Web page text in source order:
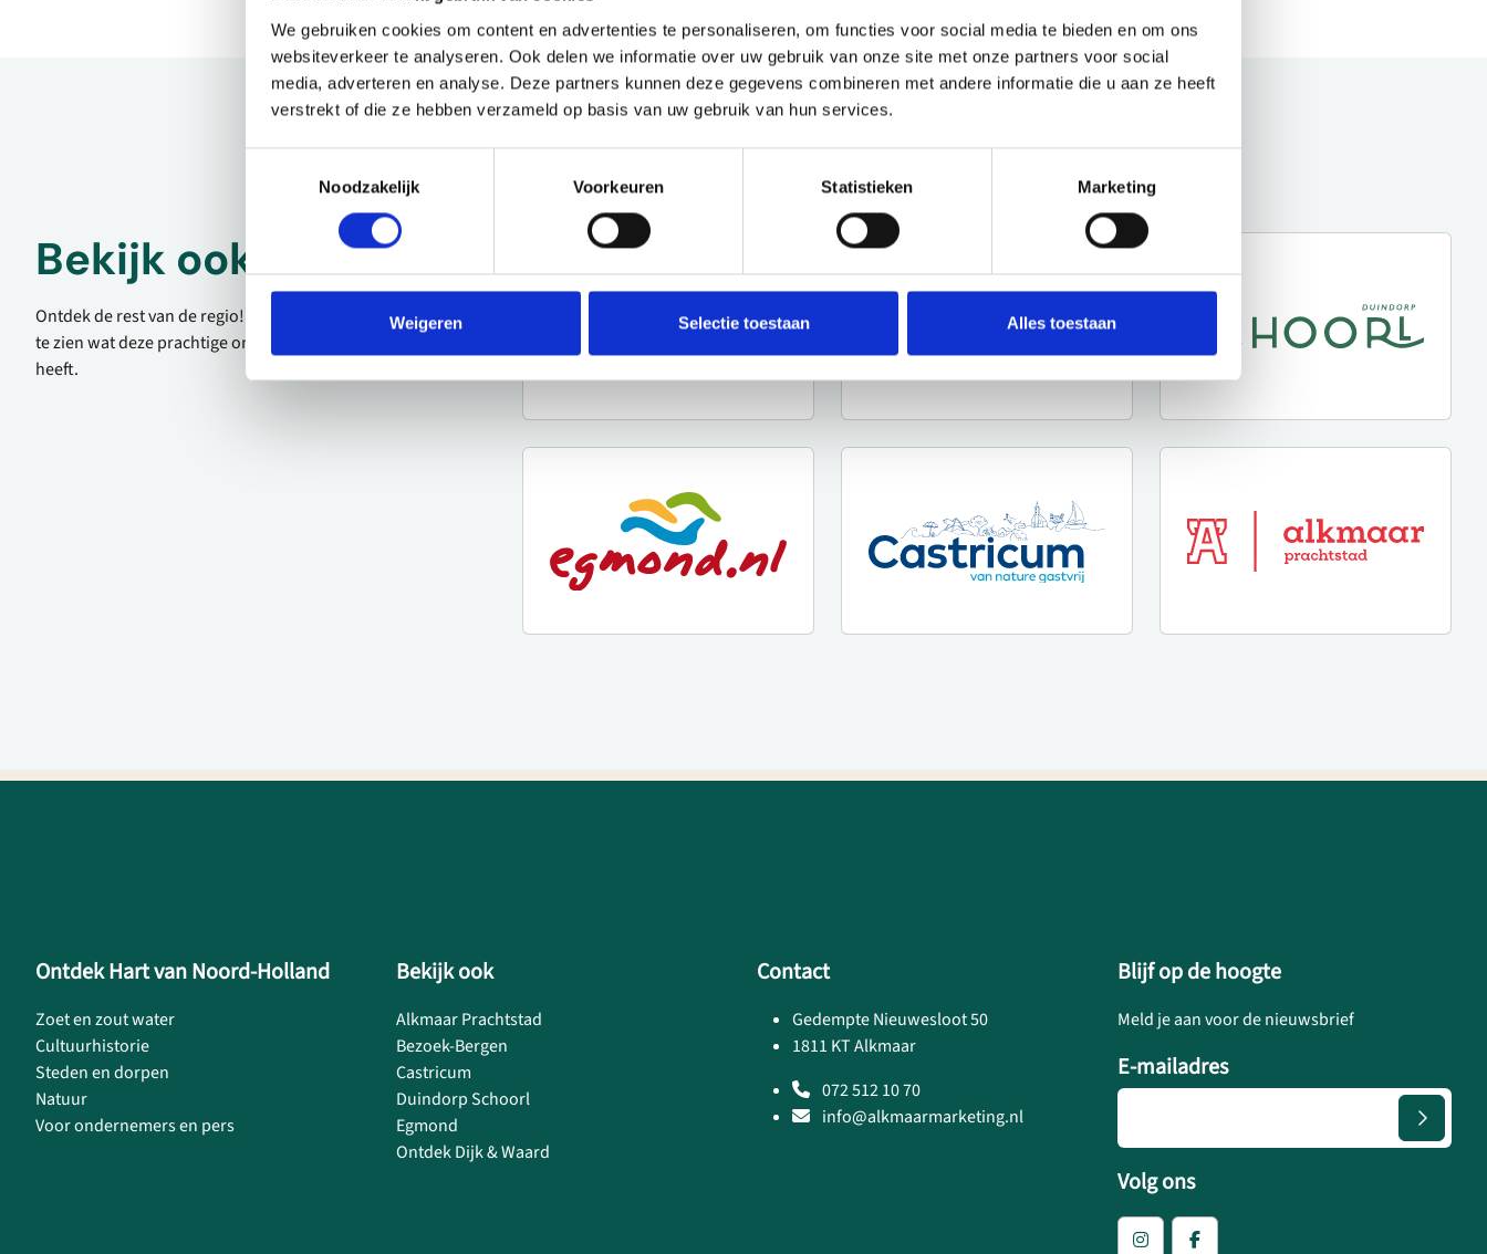
We gebruiken cookies om content en advertenties te personaliseren, om functies voor social media te bieden en om ons
websiteverkeer te analyseren. Ook delen we informatie over uw gebruik van onze site met onze partners voor social
media, adverteren en analyse. Deze partners kunnen deze gegevens combineren met andere informatie die u aan ze heeft
verstrekt of die ze hebben verzameld op basis van uw gebruik van hun services.
Noodzakelijk
Voorkeuren Statistieken Marketing
Weigeren Selectie toestaan Alles toestaan
Bekijk ook eens
Ontdek de rest van de regio! Bekijk de andere websites om
te zien wat deze prachtige omgeving nog meer te bieden
heeft.
Ontdek Hart van Noord-Holland
Zoet en zout water
Cultuurhistorie
Steden en dorpen
Natuur
Voor ondernemers en pers
Bekijk ook
Alkmaar Prachtstad
Bezoek-Bergen
Castricum
Duindorp Schoorl
Egmond
Ontdek Dijk & Waard
Contact
Gedempte Nieuwesloot 50
1811 KT Alkmaar
072 512 10 70
info@alkmaarmarketing.nl
Blijf op de hoogte
Meld je aan voor de nieuwsbrief
E-mailadres
Volg ons